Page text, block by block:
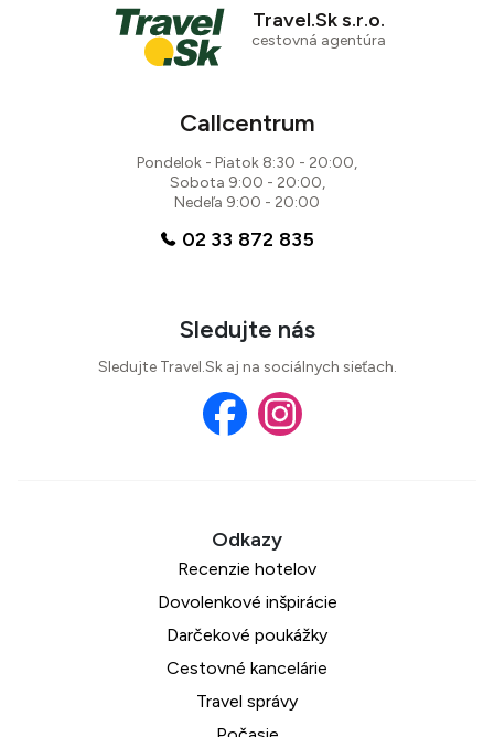
Travel.Sk s.r.o.
cestovná agentúra
Callcentrum
Pondelok - Piatok 8:30 - 20:00,
Sobota 9:00 - 20:00,
Nedeľa 9:00 - 20:00
02 33 872 835
Sledujte nás
Sledujte Travel.Sk aj na sociálnych sieťach.
Recenzie hotelov
Dovolenkové inšpirácie
Darčekové poukážky
Cestovné kancelárie
Travel správy